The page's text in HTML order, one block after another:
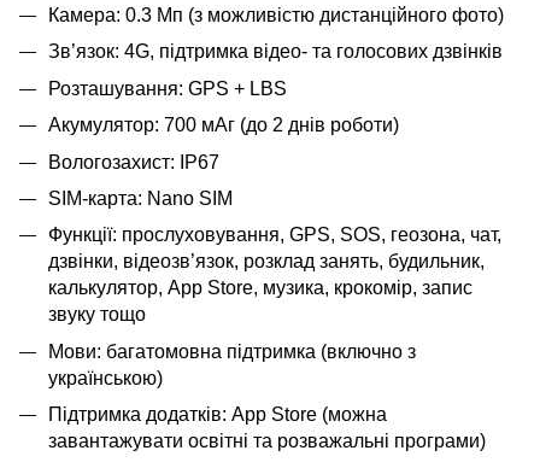
Камера: 0.3 Мп (з можливістю дистанційного фото)
Зв’язок: 4G, підтримка відео- та голосових дзвінків
Розташування: GPS + LBS
Акумулятор: 700 мАг (до 2 днів роботи)
Вологозахист: IP67
SIM-карта: Nano SIM
Функції: прослуховування, GPS, SOS, геозона, чат,
дзвінки, відеозв’язок, розклад занять, будильник,
калькулятор, App Store, музика, крокомір, запис
звуку тощо
Мови: багатомовна підтримка (включно з
українською)
Підтримка додатків: App Store (можна
завантажувати освітні та розважальні програми)